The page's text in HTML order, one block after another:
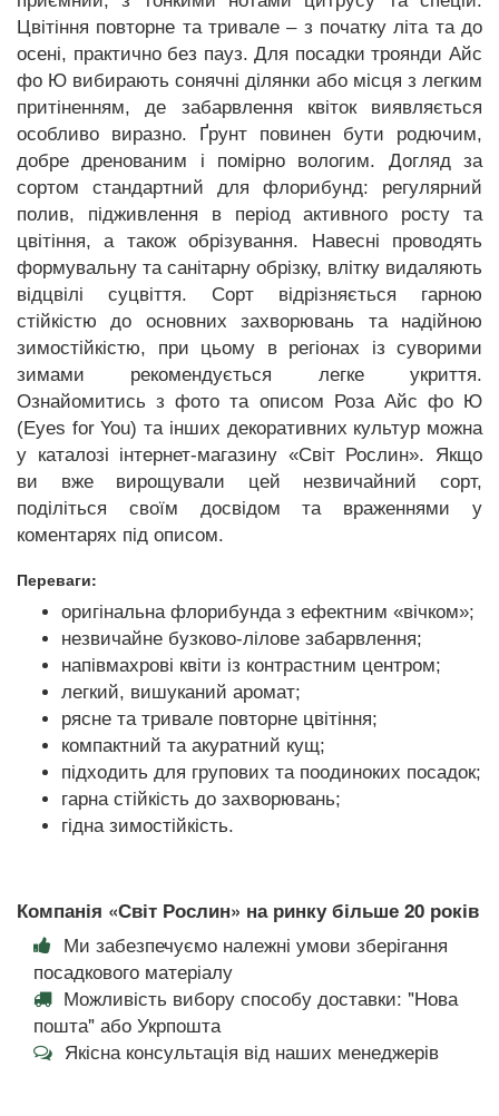
Цвітіння повторне та тривале – з початку літа та до
осені, практично без пауз. Для посадки троянди Айс
фо Ю вибирають сонячні ділянки або місця з легким
притіненням, де забарвлення квіток виявляється
особливо виразно. Ґрунт повинен бути родючим,
добре дренованим і помірно вологим. Догляд за
сортом стандартний для флорибунд: регулярний
полив, підживлення в період активного росту та
цвітіння, а також обрізування. Навесні проводять
формувальну та санітарну обрізку, влітку видаляють
відцвілі суцвіття. Сорт відрізняється гарною
стійкістю до основних захворювань та надійною
зимостійкістю, при цьому в регіонах із суворими
зимами рекомендується легке укриття.
Ознайомитись з фото та описом Роза Айс фо Ю
(Eyes for You) та інших декоративних культур можна
у каталозі інтернет-магазину «Світ Рослин». Якщо
ви вже вирощували цей незвичайний сорт,
поділіться своїм досвідом та враженнями у
коментарях під описом.
Переваги:
оригінальна флорибунда з ефектним «вічком»;
незвичайне бузково-лілове забарвлення;
напівмахрові квіти із контрастним центром;
легкий, вишуканий аромат;
рясне та тривале повторне цвітіння;
компактний та акуратний кущ;
підходить для групових та поодиноких посадок;
гарна стійкість до захворювань;
гідна зимостійкість.
Компанія «Світ Рослин» на ринку більше 20 років
Ми забезпечуємо належні умови зберігання
посадкового матеріалу
Можливість вибору способу доставки: "Нова
пошта" або Укрпошта
Якісна консультація від наших менеджерів